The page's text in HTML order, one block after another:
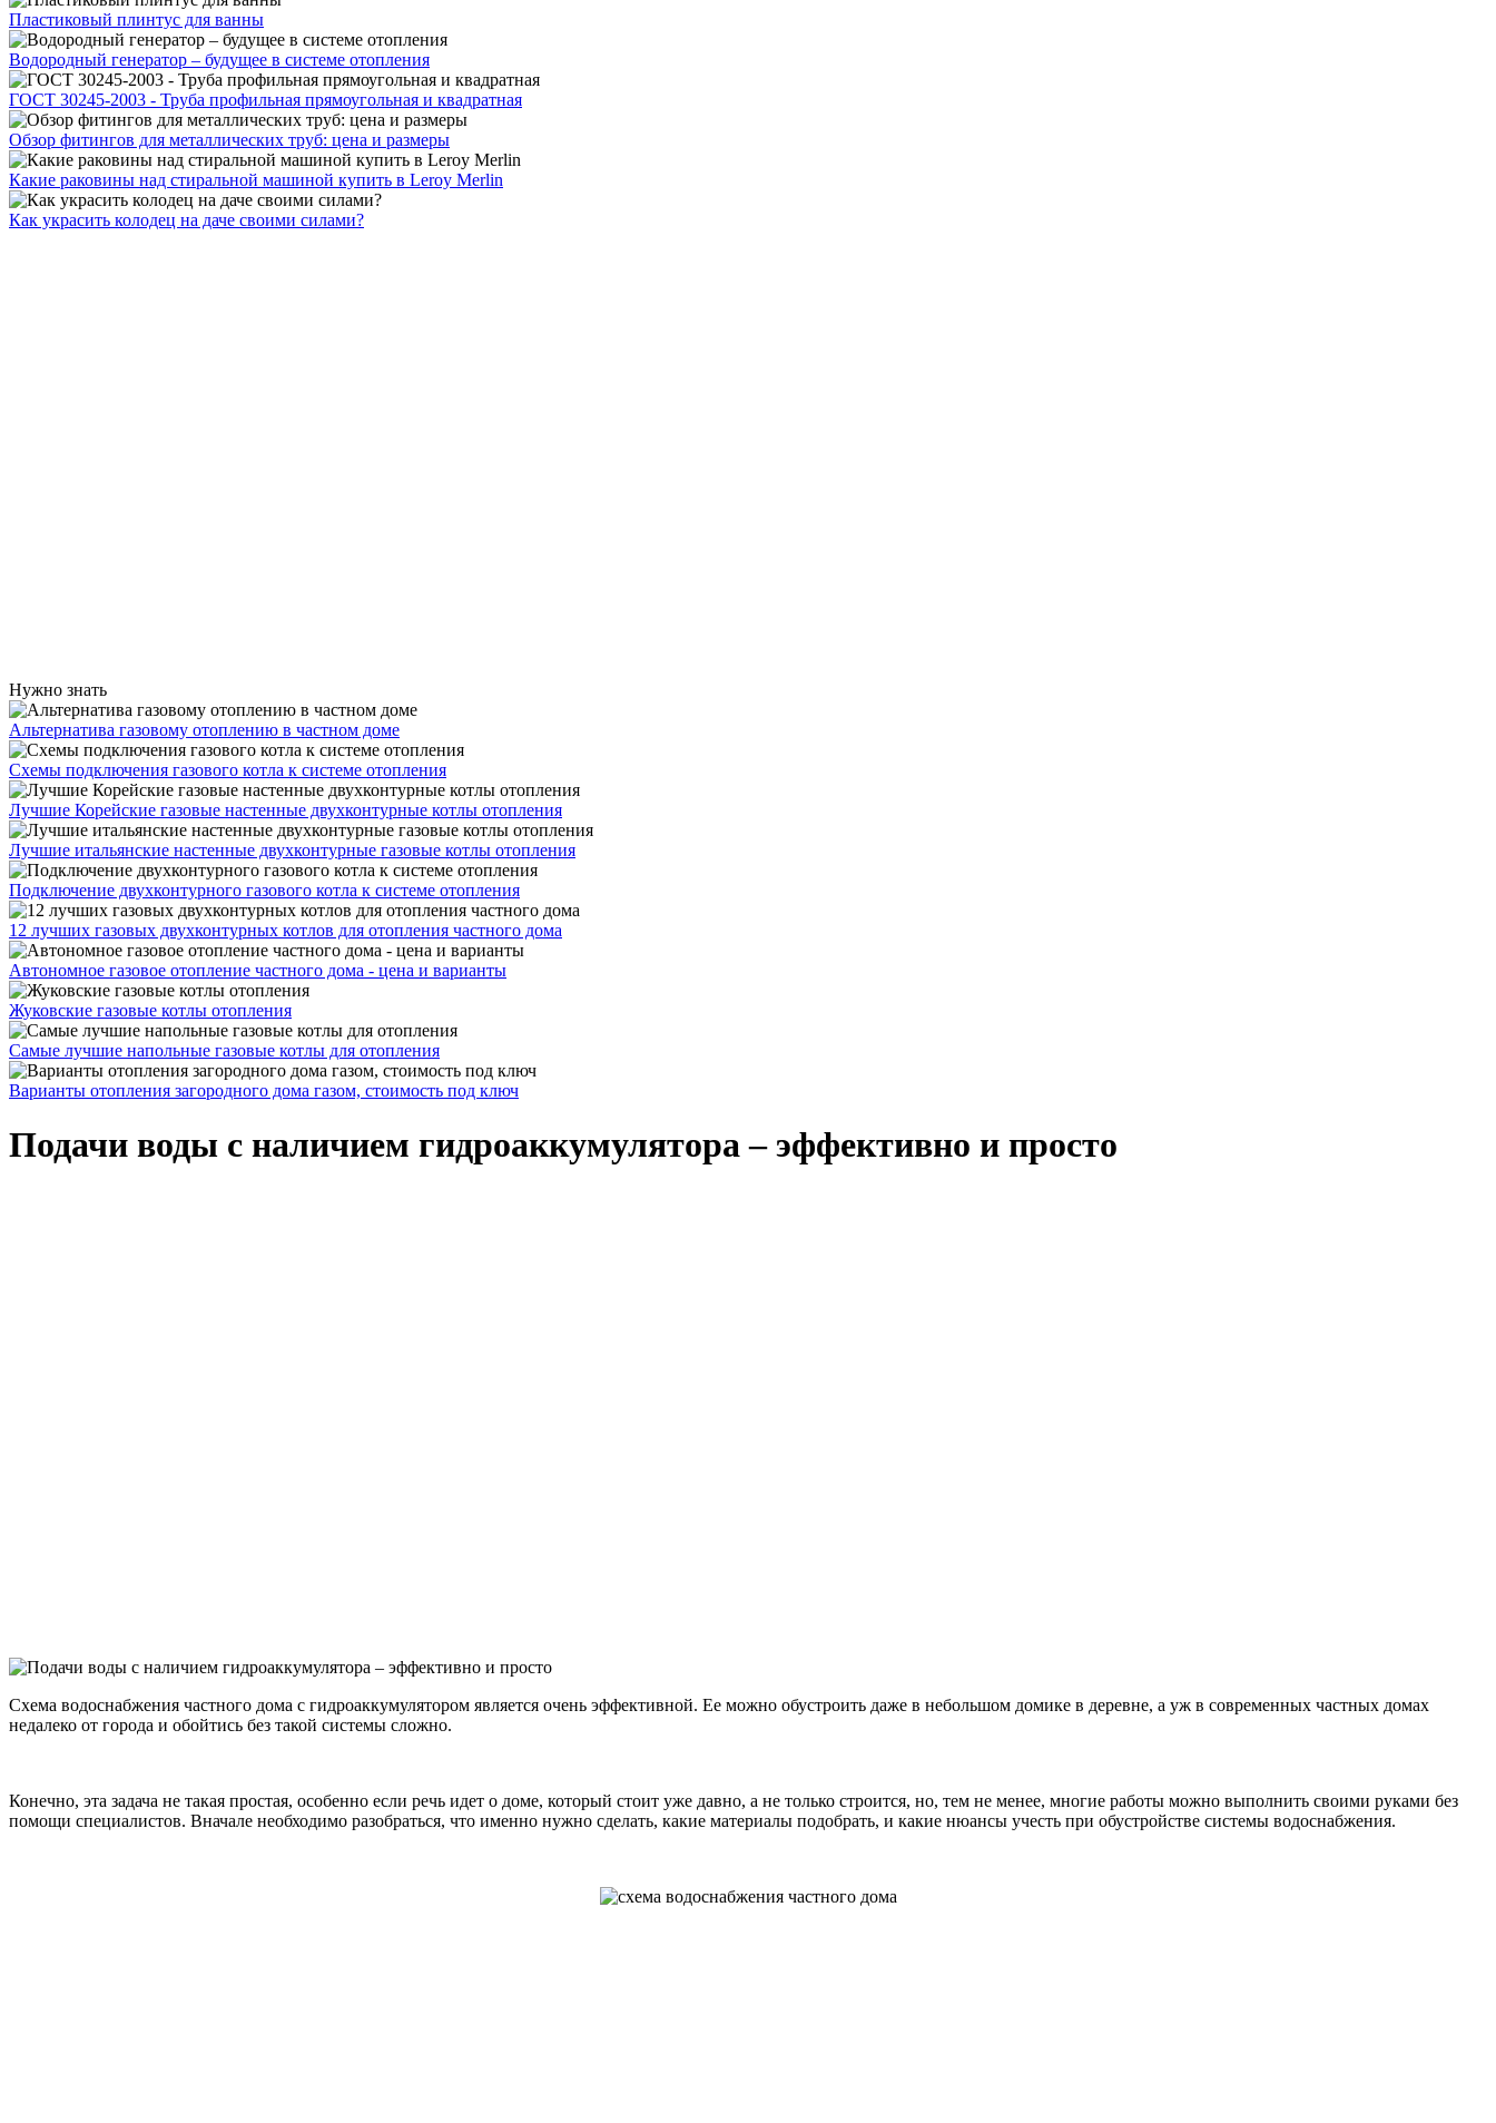
Пластиковый плинтус для ванны
Водородный генератор – будущее в системе отопления
ГОСТ 30245-2003 - Труба профильная прямоугольная и квадратная
Обзор фитингов для металлических труб: цена и размеры
Какие раковины над стиральной машиной купить в Leroy Merlin
Как украсить колодец на даче своими силами?
Нужно знать
Альтернатива газовому отоплению в частном доме
Схемы подключения газового котла к системе отопления
Лучшие Корейские газовые настенные двухконтурные котлы отопления
Лучшие итальянские настенные двухконтурные газовые котлы отопления
Подключение двухконтурного газового котла к системе отопления
12 лучших газовых двухконтурных котлов для отопления частного дома
Автономное газовое отопление частного дома - цена и варианты
Жуковские газовые котлы отопления
Самые лучшие напольные газовые котлы для отопления
Варианты отопления загородного дома газом, стоимость под ключ
Подачи воды с наличием гидроаккумулятора – эффективно и просто
Схема водоснабжения частного дома с гидроаккумулятором является очень эффективной. Ее можно обустроить даже в небольшом домике в деревне, а уж в современных частных домах
недалеко от города и обойтись без такой системы сложно.
Конечно, эта задача не такая простая, особенно если речь идет о доме, который стоит уже давно, а не только строится, но, тем не менее, многие работы можно выполнить своими руками без
помощи специалистов. Вначале необходимо разобраться, что именно нужно сделать, какие материалы подобрать, и какие нюансы учесть при обустройстве системы водоснабжения.